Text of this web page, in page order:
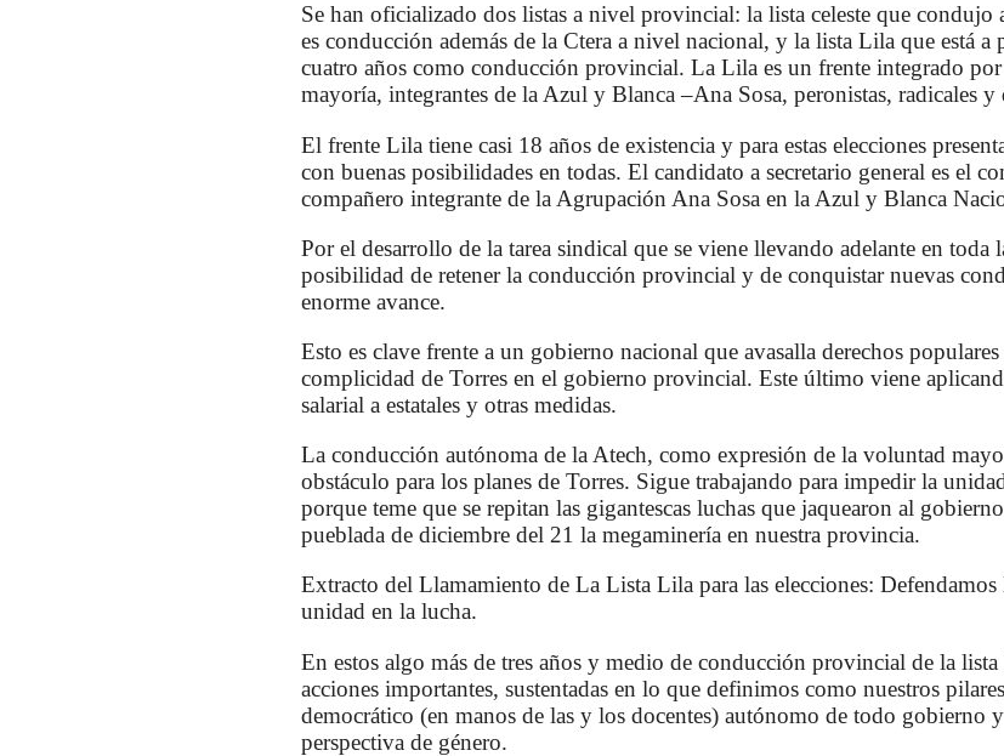
Se han oficializado dos listas a nivel provincial: la lista celeste que
es conducción además de la Ctera a nivel nacional, y la lista Lila que está
cuatro años como conducción provincial. La Lila es un frente integrado por
mayoría, integrantes de la Azul y Blanca –Ana Sosa, peronistas, radicales
El frente Lila tiene casi 18 años de existencia y para estas elecciones
con buenas posibilidades en todas. El candidato a secretario general es el
compañero integrante de la Agrupación Ana Sosa en la Azul y Blanca
Por el desarrollo de la tarea sindical que se viene llevando adelante en
posibilidad de retener la conducción provincial y de conquistar nuevas
enorme avance.
Esto es clave frente a un gobierno nacional que avasalla derechos
complicidad de Torres en el gobierno provincial. Este último viene
salarial a estatales y otras medidas.
La conducción autónoma de la Atech, como expresión de la voluntad
obstáculo para los planes de Torres. Sigue trabajando para impedir la
porque teme que se repitan las gigantescas luchas que jaquearon al
pueblada de diciembre del 21 la megaminería en nuestra provincia.
Extracto del Llamamiento de La Lista Lila para las elecciones:
unidad en la lucha.
En estos algo más de tres años y medio de conducción provincial de la
acciones importantes, sustentadas en lo que definimos como nuestros
democrático (en manos de las y los docentes) autónomo de todo
perspectiva de género.